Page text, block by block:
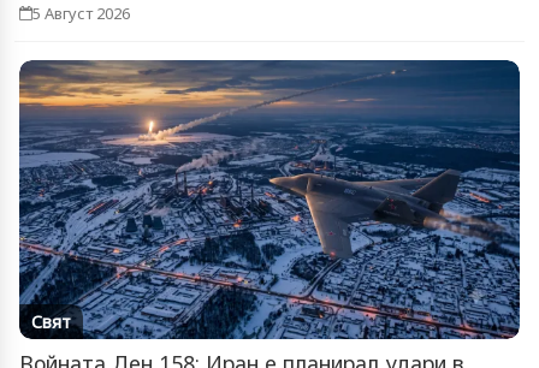
5 Август 2026
Свят